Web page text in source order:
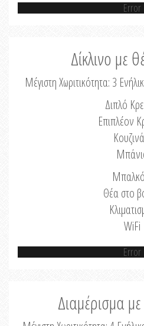
Error
Δίκλινο με
Μέγιστη Χωριτικότητα: 3
Διπλό
Επιπλέον
Θέα στο
WiFi
Error
Διαμέρισμα